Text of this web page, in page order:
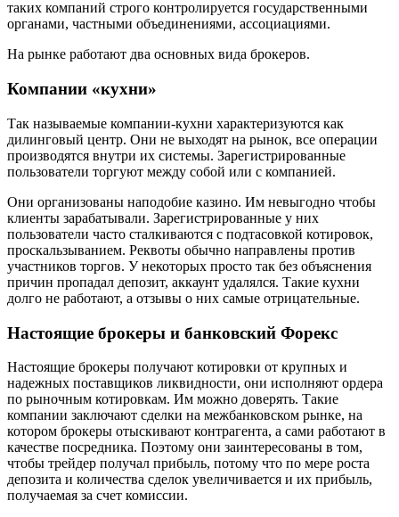
таких компаний строго контролируется государственными
органами, частными объединениями, ассоциациями.
На рынке работают два основных вида брокеров.
Компании «кухни»
Так называемые компании-кухни характеризуются как
дилинговый центр. Они не выходят на рынок, все операции
производятся внутри их системы. Зарегистрированные
пользователи торгуют между собой или с компанией.
Они организованы наподобие казино. Им невыгодно чтобы
клиенты зарабатывали. Зарегистрированные у них
пользователи часто сталкиваются с подтасовкой котировок,
проскальзыванием. Реквоты обычно направлены против
участников торгов. У некоторых просто так без объяснения
причин пропадал депозит, аккаунт удалялся. Такие кухни
долго не работают, а отзывы о них самые отрицательные.
Настоящие брокеры и банковский Форекс
Настоящие брокеры получают котировки от крупных и
надежных поставщиков ликвидности, они исполняют ордера
по рыночным котировкам. Им можно доверять. Такие
компании заключают сделки на межбанковском рынке, на
котором брокеры отыскивают контрагента, а сами работают в
качестве посредника. Поэтому они заинтересованы в том,
чтобы трейдер получал прибыль, потому что по мере роста
депозита и количества сделок увеличивается и их прибыль,
получаемая за счет комиссии.